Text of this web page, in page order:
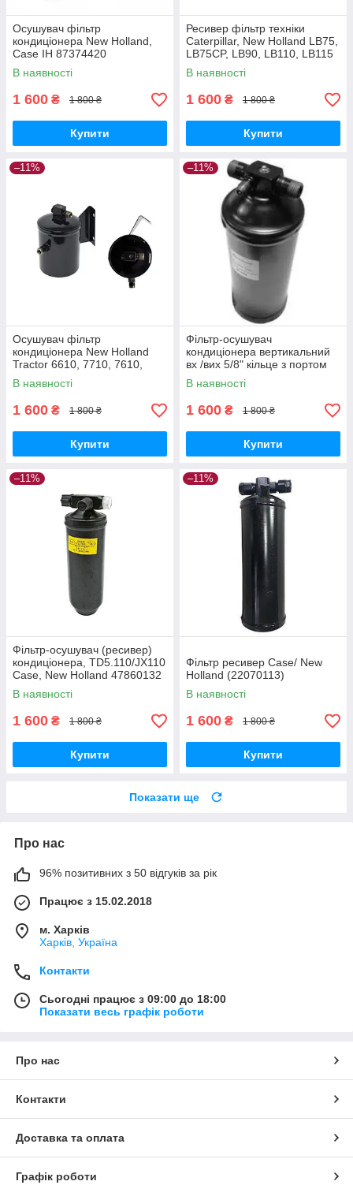
Осушувач фільтр
кондиціонера New Holland,
Case IH 87374420
Вертикальний
TC5080/CSX7080/CX/CS
В наявності
1 600 ₴ 1 800 ₴
Купити
Ресивер фільтр техніки
Caterpillar, New Holland LB75,
LB75CP, LB90, LB110, LB115
85812095, 6674235, 6680311
В наявності
1 600 ₴ 1 800 ₴
Купити
–11%
Осушувач фільтр
кондиціонера New Holland
Tractor 6610, 7710, 7610,
5610, 6710, 5900 (1901067,
11607441)
В наявності
1 600 ₴ 1 800 ₴
Купити
–11%
Фільтр-осушувач
кондиціонера вертикальний
вх /вих 5/8" кільце з портом
під датчик 7/16( 80417379
New Holland)
В наявності
1 600 ₴ 1 800 ₴
Купити
–11%
Фільтр-осушувач (ресивер)
кондиціонера, TD5.110/JX110
Case, New Holland 47860132
В наявності
1 600 ₴ 1 800 ₴
Купити
–11%
Фільтр ресивер Case/ New
Holland (22070113)
В наявності
1 600 ₴ 1 800 ₴
Купити
Показати ще
Про нас
96% позитивних з 50 відгуків за рік
Працює з 15.02.2018
м. Харків
Харків, Україна
Контакти
Сьогодні працює з 09:00 до 18:00
Показати весь графік роботи
Про нас
Контакти
Доставка та оплата
Графік роботи